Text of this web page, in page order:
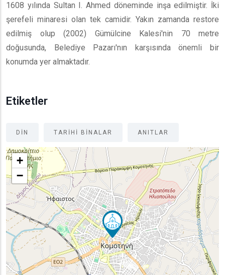
1608 yılında Sultan I. Ahmed döneminde inşa edilmiştir. İki
şerefeli minaresi olan tek camidir. Yakın zamanda restore
edilmiş olup (2002) Gümülcine Kalesi'nin 70 metre
doğusunda, Belediye Pazarı'nın karşısında önemli bir
konumda yer almaktadır.
Etiketler
DIN TARIHI BINALAR ANITLAR
+
−